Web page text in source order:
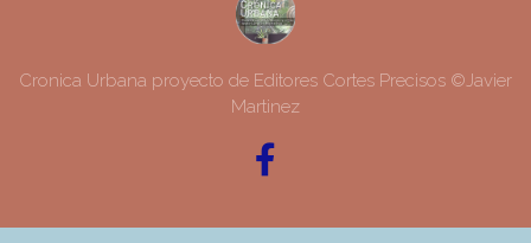
Cronica Urbana proyecto de Editores Cortes Precisos ©Javier
Martinez